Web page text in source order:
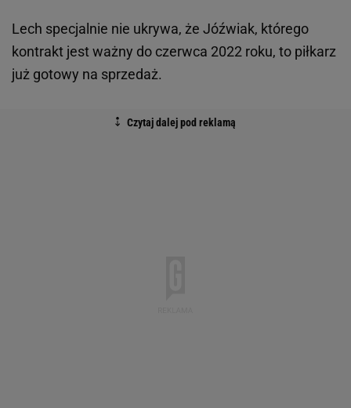
Lech specjalnie nie ukrywa, że Jóźwiak, którego
kontrakt jest ważny do czerwca 2022 roku, to piłkarz
już gotowy na sprzedaż.